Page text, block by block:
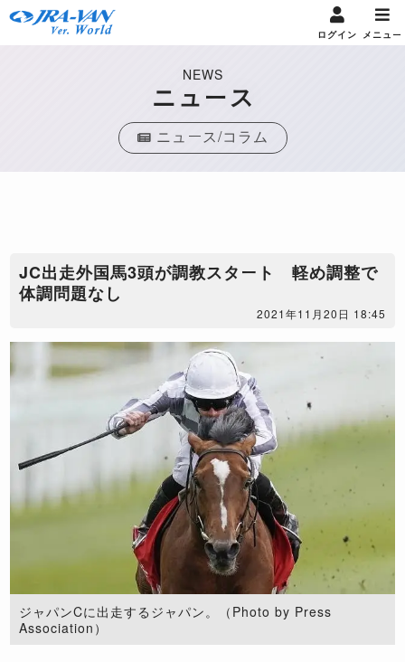
ログイン メニュー
NEWS
ニュース
ニュース/コラム
JC出走外国馬3頭が調教スタート 軽め調整で
体調問題なし
2021年11月20日 18:45
ジャパンCに出走するジャパン。（Photo by Press
Association）